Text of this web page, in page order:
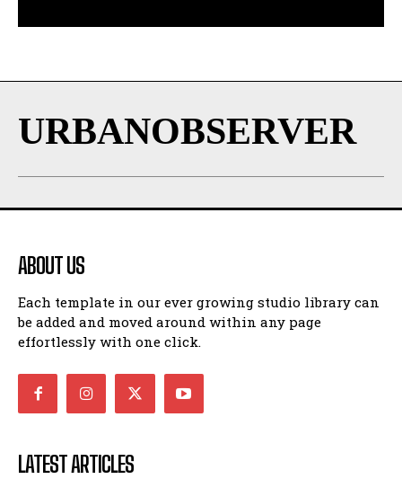
URBANOBSERVER
ABOUT US
Each template in our ever growing studio library can
be added and moved around within any page
effortlessly with one click.
LATEST ARTICLES